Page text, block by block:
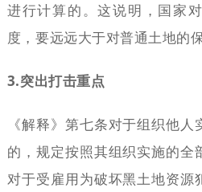
进行计算的。这说明，国家
度，要远远大于对普通土地的
3.突出打击重点
《解释》第七条对于组织他
的，规定按照其组织实施的全
对于受雇用为破坏黑土地资源